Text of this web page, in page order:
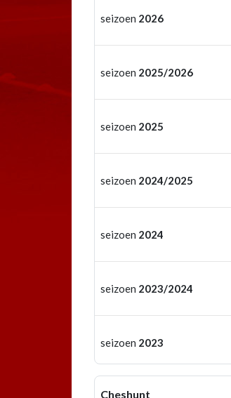
seizoen 2026
seizoen 2025/2026
seizoen 2025
seizoen 2024/2025
seizoen 2024
seizoen 2023/2024
seizoen 2023
Cheshunt